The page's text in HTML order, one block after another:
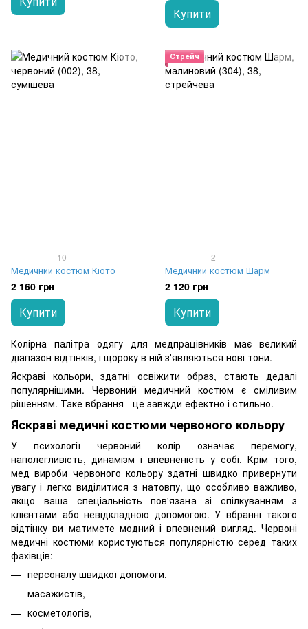
Купити
10
Медичний костюм Кіото
2 160 грн
Купити
Стрейч
2
Медичний костюм Шарм
2 120 грн
Купити
Колірна палітра одягу для медпрацівників має великий
діапазон відтінків, і щороку в ній з'являються нові тони.
Яскраві кольори, здатні освіжити образ, стають дедалі
популярнішими. Червоний медичний костюм є сміливим
рішенням. Таке вбрання - це завжди ефектно і стильно.
Яскраві медичні костюми червоного кольору
У психології червоний колір означає перемогу,
наполегливість, динамізм і впевненість у собі. Крім того,
мед вироби червоного кольору здатні швидко привернути
увагу і легко виділитися з натовпу, що особливо важливо,
якщо ваша спеціальність пов'язана зі спілкуванням з
клієнтами або невідкладною допомогою. У вбранні такого
відтінку ви матимете модний і впевнений вигляд. Червоні
медичні костюми користуються популярністю серед таких
фахівців:
персоналу швидкої допомоги,
масажистів,
косметологів,